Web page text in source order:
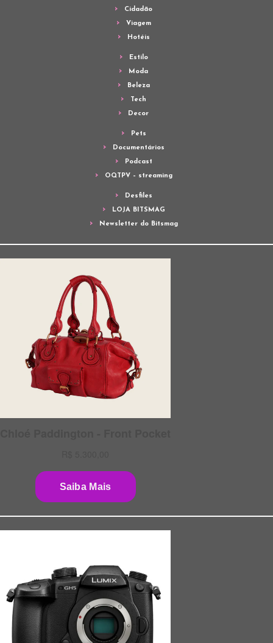
Cidadão
Viagem
Hotéis
Estilo
Moda
Beleza
Tech
Decor
Pets
Documentários
Podcast
OQTPV – streaming
Desfiles
LOJA BITSMAG
Newsletter do Bitsmag